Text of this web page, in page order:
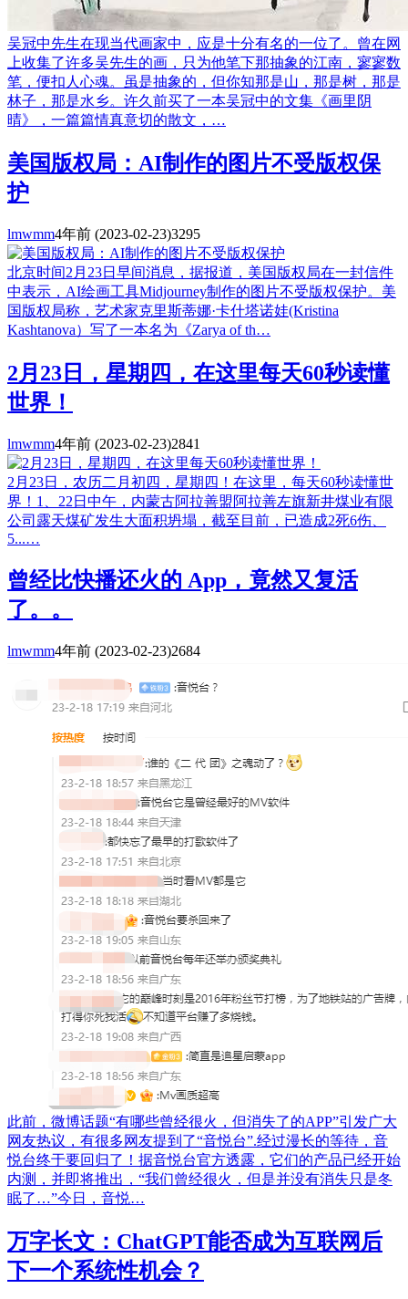
吴冠中先生在现当代画家中，应是十分有名的一位了。曾在网
上收集了许多吴先生的画，只为他笔下那抽象的江南，寥寥数
笔，便扣人心魂。虽是抽象的，但你知那是山，那是树，那是
林子，那是水乡。许久前买了一本吴冠中的文集《画里阴
晴》，一篇篇情真意切的散文，…
美国版权局：AI制作的图片不受版权保
护
lmwmm4年前 (2023-02-23)3295
北京时间2月23日早间消息，据报道，美国版权局在一封信件
中表示，AI绘画工具Midjourney制作的图片不受版权保护。美
国版权局称，艺术家克里斯蒂娜·卡什塔诺娃(Kristina
Kashtanova）写了一本名为《Zarya of th…
2月23日，星期四，在这里每天60秒读懂
世界！
lmwmm4年前 (2023-02-23)2841
2月23日，农历二月初四，星期四！在这里，每天60秒读懂世
界！1、22日中午，内蒙古阿拉善盟阿拉善左旗新井煤业有限
公司露天煤矿发生大面积坍塌，截至目前，已造成2死6伤、
5...…
曾经比快播还火的 App，竟然又复活
了。。
lmwmm4年前 (2023-02-23)2684
此前，微博话题“有哪些曾经很火，但消失了的APP”引发广大
网友热议，有很多网友提到了“音悦台”.经过漫长的等待，音
悦台终于要回归了！据音悦台官方透露，它们的产品已经开始
内测，并即将推出，“我们曾经很火，但是并没有消失只是冬
眠了…”今日，音悦…
万字长文：ChatGPT能否成为互联网后
下一个系统性机会？